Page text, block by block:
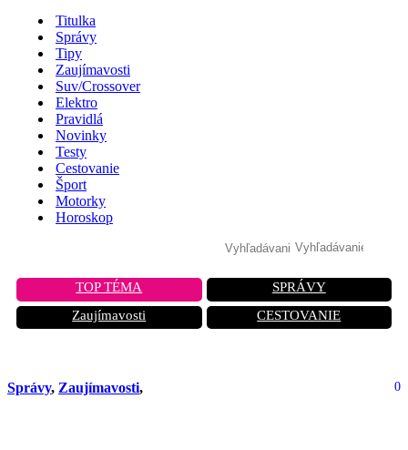
Titulka
Správy
Tipy
Zaujímavosti
Suv/Crossover
Elektro
Pravidlá
Novinky
Testy
Cestovanie
Šport
Motorky
Horoskop
TOP TÉMA
SPRÁVY
Zaujímavosti
CESTOVANIE
Správy, Zaujímavosti, 0